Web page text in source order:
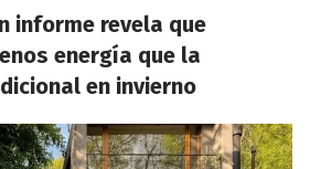
informe revela que
energía que la
en invierno